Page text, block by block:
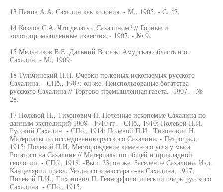
13 Панов А.А. Сахалин как колония. - М., 1905. - С. 47.
14 Козлов С.А. Что делать с Сахалином? // Горные и
золотопромышленные известия. - 1907. - № 9.
15 Мельников В.Е. Дальний Восток: Амурская область и о.
Сахалин. - М., 1909.
18 Тульчинский Н.Н. Очерки полезных ископаемых русского
Сахалина. - СПб., 1907; он же. Неиспользованые богатства
русского Сахалина // Торгово-промышленная газета. -1907. - №
28.
17 Полевой П., Тихонович Н. Полезные ископемые Сахалина по
данным экспедиций 1908 - 1910 гг. - СПб., 1910; Полевой П.И.
Русский Сахалин. - СПб., 1914; Полевой П.И., Тихонович Н.
Материалы по исследованию русского Сахалина. - Петроград,
1915; Полевой П.И. Месторождение каменного угля у мыса
Рогатого на Сахалине // Материалы по общей и прикладной
геологии. - СПб., 1918. -Вып. 23; он же. Заселение Сахалина. Изд.
Канцелярии правл. Уездного комиссара о-ва Сахалина, 1917;
Полевой П.И., Тихонович П. Геоморфологический очерк русского
Сахалина. - СПб., 1915.